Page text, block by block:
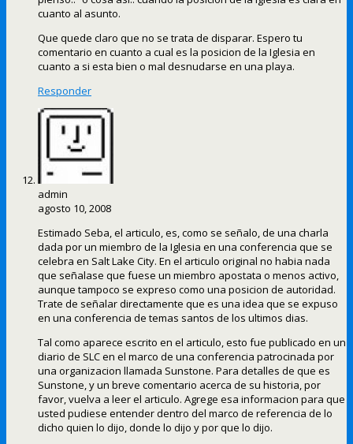
cuanto al asunto.
Que quede claro que no se trata de disparar. Espero tu
comentario en cuanto a cual es la posicion de la Iglesia en
cuanto a si esta bien o mal desnudarse en una playa.
Responder
admin
agosto 10, 2008
Estimado Seba, el articulo, es, como se señalo, de una charla
dada por un miembro de la Iglesia en una conferencia que se
celebra en Salt Lake City. En el articulo original no habia nada
que señalase que fuese un miembro apostata o menos activo,
aunque tampoco se expreso como una posicion de autoridad.
Trate de señalar directamente que es una idea que se expuso
en una conferencia de temas santos de los ultimos dias.
Tal como aparece escrito en el articulo, esto fue publicado en un
diario de SLC en el marco de una conferencia patrocinada por
una organizacion llamada Sunstone. Para detalles de que es
Sunstone, y un breve comentario acerca de su historia, por
favor, vuelva a leer el articulo. Agrege esa informacion para que
usted pudiese entender dentro del marco de referencia de lo
dicho quien lo dijo, donde lo dijo y por que lo dijo.